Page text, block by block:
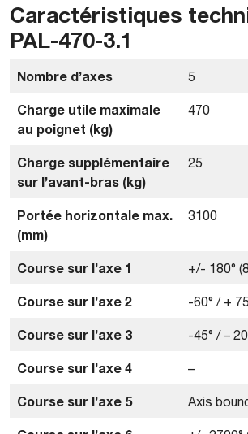
Caractéristiques
PAL-470-3.1
Nombre d’axes 5
Charge utile maximale
au poignet (kg)
470
Charge supplémentaire
sur l’avant-bras (kg)
25
Portée horizontale max.
(mm)
3100
Course sur l’axe 1 +/- 180°
Course sur l’axe 2 -60° / +
Course sur l’axe 3 -45° / –
Course sur l’axe 4 –
Course sur l’axe 5 Axis